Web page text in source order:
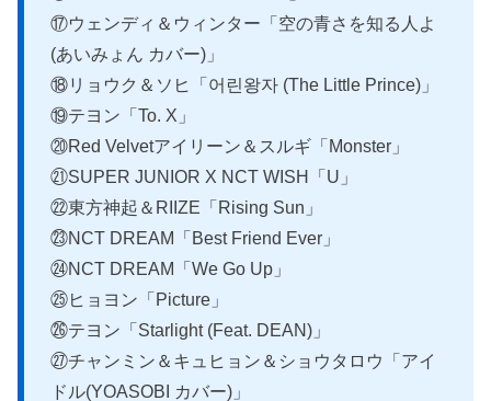
⑰ウェンディ＆ウィンター「空の青さを知る人よ
(あいみょん カバー)」
⑱リョウク＆ソヒ「어린왕자 (The Little Prince)」
⑲テヨン「To. X」
⑳Red Velvetアイリーン＆スルギ「Monster」
㉑SUPER JUNIOR X NCT WISH「U」
㉒東方神起＆RIIZE「Rising Sun」
㉓NCT DREAM「Best Friend Ever」
㉔NCT DREAM「We Go Up」
㉕ヒョヨン「Picture」
㉖テヨン「Starlight (Feat. DEAN)」
㉗チャンミン＆キュヒョン＆ショウタロウ「アイ
ドル(YOASOBI カバー)」